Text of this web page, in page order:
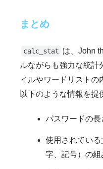
まとめ
calc_stat は、John
ルながらも強力な統計
イルやワードリストの
以下のような情報を提
パスワードの長
使用されてい
字、記号）の組